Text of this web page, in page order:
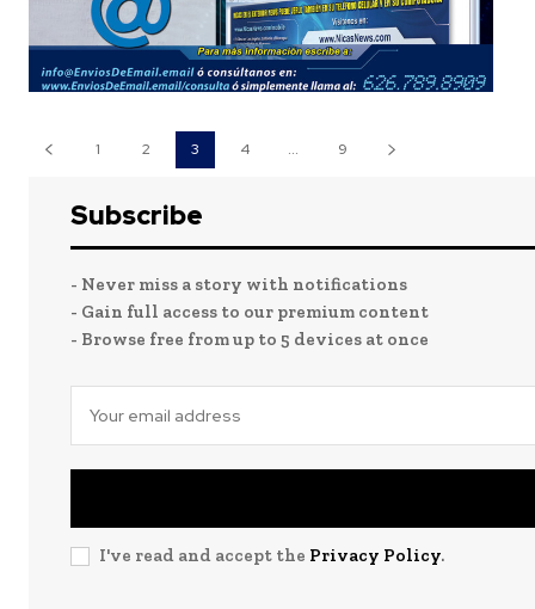
1 2 3 4 ... 9
Subscribe
- Never miss a story with notifications
- Gain full access to our premium content
- Browse free from up to 5 devices at once
I've read and accept the Privacy Policy.